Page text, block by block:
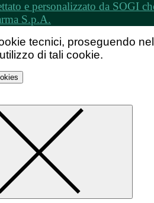
e personalizzato da SOGI
S.p.A.
tecnici, proseguendo
di tali cookie.